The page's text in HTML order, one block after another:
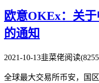
欧意OKEx：关
的通知
2021-10-13韭菜佬阅读
全球最大交易所币安，国区